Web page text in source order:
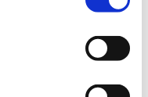
corner.